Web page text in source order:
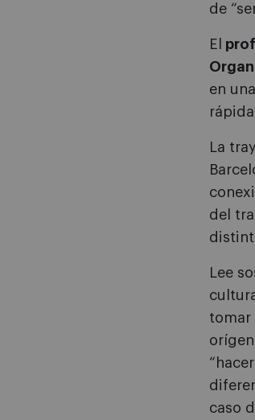
de
El
en
La
del
Lee
tomar
caso